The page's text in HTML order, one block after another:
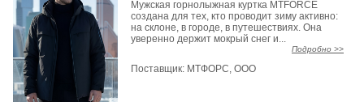
Мужская горнолыжная куртка MTFORCE
создана для тех, кто проводит зиму активно:
на склоне, в городе, в путешествиях. Она
уверенно держит мокрый снег и...
Подробно >>
Поставщик: МТФОРС, ООО